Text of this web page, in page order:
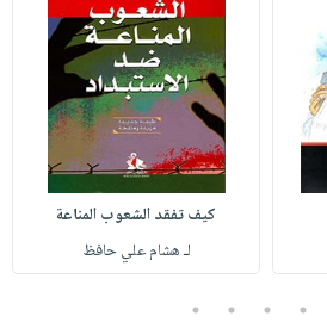
كيف تفقد الشعوب المناعة
لـ هشام علي حافظ
2
3
4
5